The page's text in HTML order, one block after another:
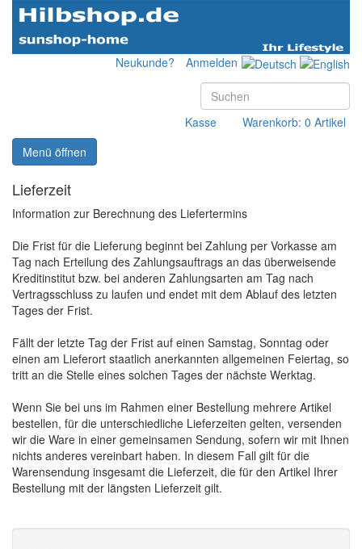
Neukunde? Anmelden
Kasse
Warenkorb: 0 Artikel
Menü öffnen
Lieferzeit
Information zur Berechnung des Liefertermins
Die Frist für die Lieferung beginnt bei Zahlung per Vorkasse am
Tag nach Erteilung des Zahlungsauftrags an das überweisende
Kreditinstitut bzw. bei anderen Zahlungsarten am Tag nach
Vertragsschluss zu laufen und endet mit dem Ablauf des letzten
Tages der Frist.
Fällt der letzte Tag der Frist auf einen Samstag, Sonntag oder
einen am Lieferort staatlich anerkannten allgemeinen Feiertag, so
tritt an die Stelle eines solchen Tages der nächste Werktag.
Wenn Sie bei uns im Rahmen einer Bestellung mehrere Artikel
bestellen, für die unterschiedliche Lieferzeiten gelten, versenden
wir die Ware in einer gemeinsamen Sendung, sofern wir mit Ihnen
nichts anderes vereinbart haben. In diesem Fall gilt für die
Warensendung insgesamt die Lieferzeit, die für den Artikel Ihrer
Bestellung mit der längsten Lieferzeit gilt.